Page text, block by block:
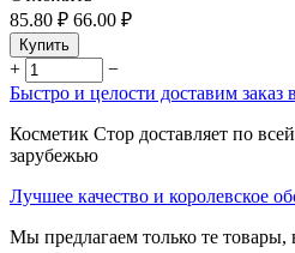
85.80 ₽ 66.00 ₽
Купить
+
−
Быстро и целости доставим заказ
Косметик Стор доставляет по
зарубежью
Лучшее качество и королевское
Мы предлагаем только те товары,